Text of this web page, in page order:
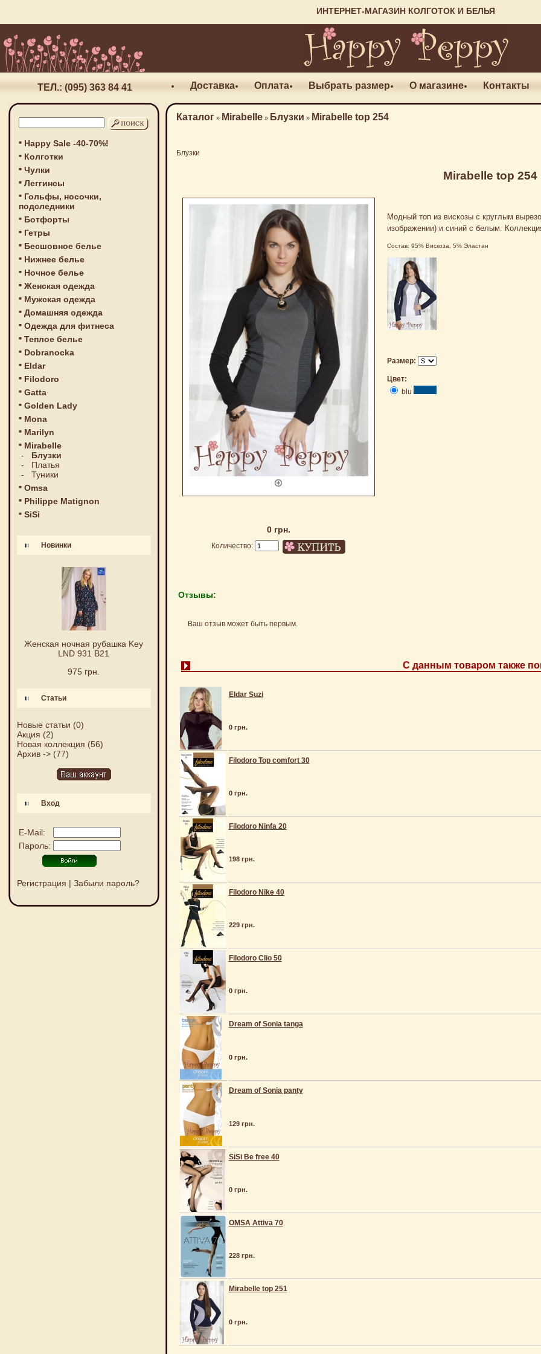
ИНТЕРНЕТ-МАГАЗИН КОЛГОТОК И БЕЛЬЯ
ТЕЛ.: (095) 363 84 41 Доставка Оплата Выбрать размер О магазине Контакты
Happy Sale -40-70%!
Колготки
Чулки
Леггинсы
Гольфы, носочки,
подследники
Ботфорты
Гетры
Бесшовное белье
Нижнее белье
Ночное белье
Женская одежда
Мужская одежда
Домашняя одежда
Одежда для фитнеса
Теплое белье
Dobranocka
Eldar
Filodoro
Gatta
Golden Lady
Mona
Marilyn
Mirabelle
- Блузки
- Платья
- Туники
Omsa
Philippe Matignon
SiSi
Новинки
Женская ночная рубашка Key
LND 931 B21
975 грн.
Статьи
Новые статьи (0)
Акция (2)
Новая коллекция (56)
Архив ->(77)
Вход
E-Mail:
Пароль:
Регистрация | Забыли пароль?
Каталог» Mirabelle» Блузки » Mirabelle top 254
Блузки
Mirabelle top 254
Модный топ из вискозы с круглым
изображении) и синий с белым.
Состав: 95% Вискоза, 5% Эластан
Размер:
Цвет:
blu
0 грн.
Количество:
Отзывы:
Ваш отзыв может быть первым.
С данным товаром также
Eldar Suzi
0 грн.
Filodoro Top comfort 30
0 грн.
Filodoro Ninfa 20
198 грн.
Filodoro Nike 40
229 грн.
Filodoro Clio 50
0 грн.
Dream of Sonia tanga
0 грн.
Dream of Sonia panty
129 грн.
SiSi Be free 40
0 грн.
OMSA Attiva 70
228 грн.
Mirabelle top 251
0 грн.